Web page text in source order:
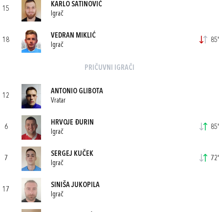
15
KARLO SATINOVIĆ
Igrač
18
VEDRAN MIKLIĆ
Igrač
85'
PRIČUVNI IGRAČI
12
ANTONIO GLIBOTA
Vratar
6
HRVOJE ĐURIN
Igrač
85'
7
SERGEJ KUČEK
Igrač
72'
17
SINIŠA JUKOPILA
Igrač